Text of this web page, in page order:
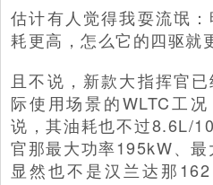
估计有人觉得我耍流氓
耗更高，怎么它的四驱就
且不说，新款大指挥官
际使用场景的WLTC工
说，其油耗也不过8.6L/
官那最大功率195kW、最
显然也不是汉兰达那